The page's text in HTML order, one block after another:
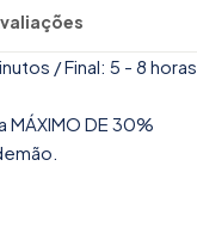
/ Final: 5 - 8 horas
MÁXIMO DE 30%